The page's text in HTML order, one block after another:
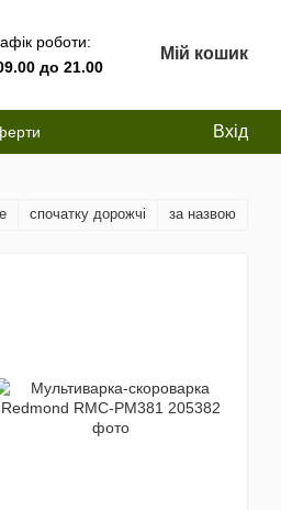
роботи:
до 21.00
Мій кошик
Вхід
спочатку дорожчі за назвою